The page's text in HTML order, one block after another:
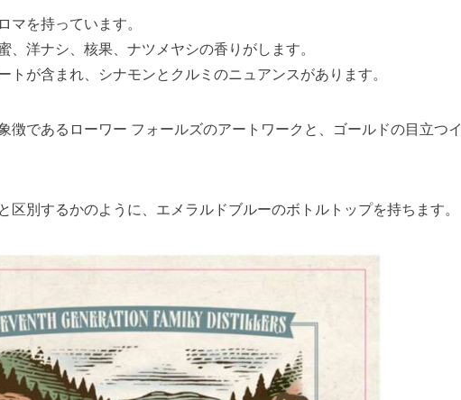
マを持っています。
、洋ナシ、核果、ナツメヤシの香りがします。
トが含まれ、シナモンとクルミのニュアンスがあります。
徴であるローワー フォールズのアートワークと、ゴールドの目立つイ
区別するかのように、エメラルドブルーのボトルトップを持ちます。